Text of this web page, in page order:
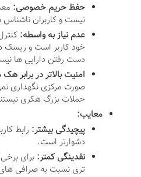
حفظ حریم خصوصی:
نیست و کاربران ناشناس
عدم نیاز به واسطه:
خود کاربر است و
دست رفتن دارایی ها
امنیت بالاتر در برابر
صورت مرکزی نگهداری
حملات بزرگ هکری
معایب:
پیچیدگی بیشتر: رابط
دشوارتر است.
نقدینگی کمتر: برای برخی
تری نسبت به صرافی های